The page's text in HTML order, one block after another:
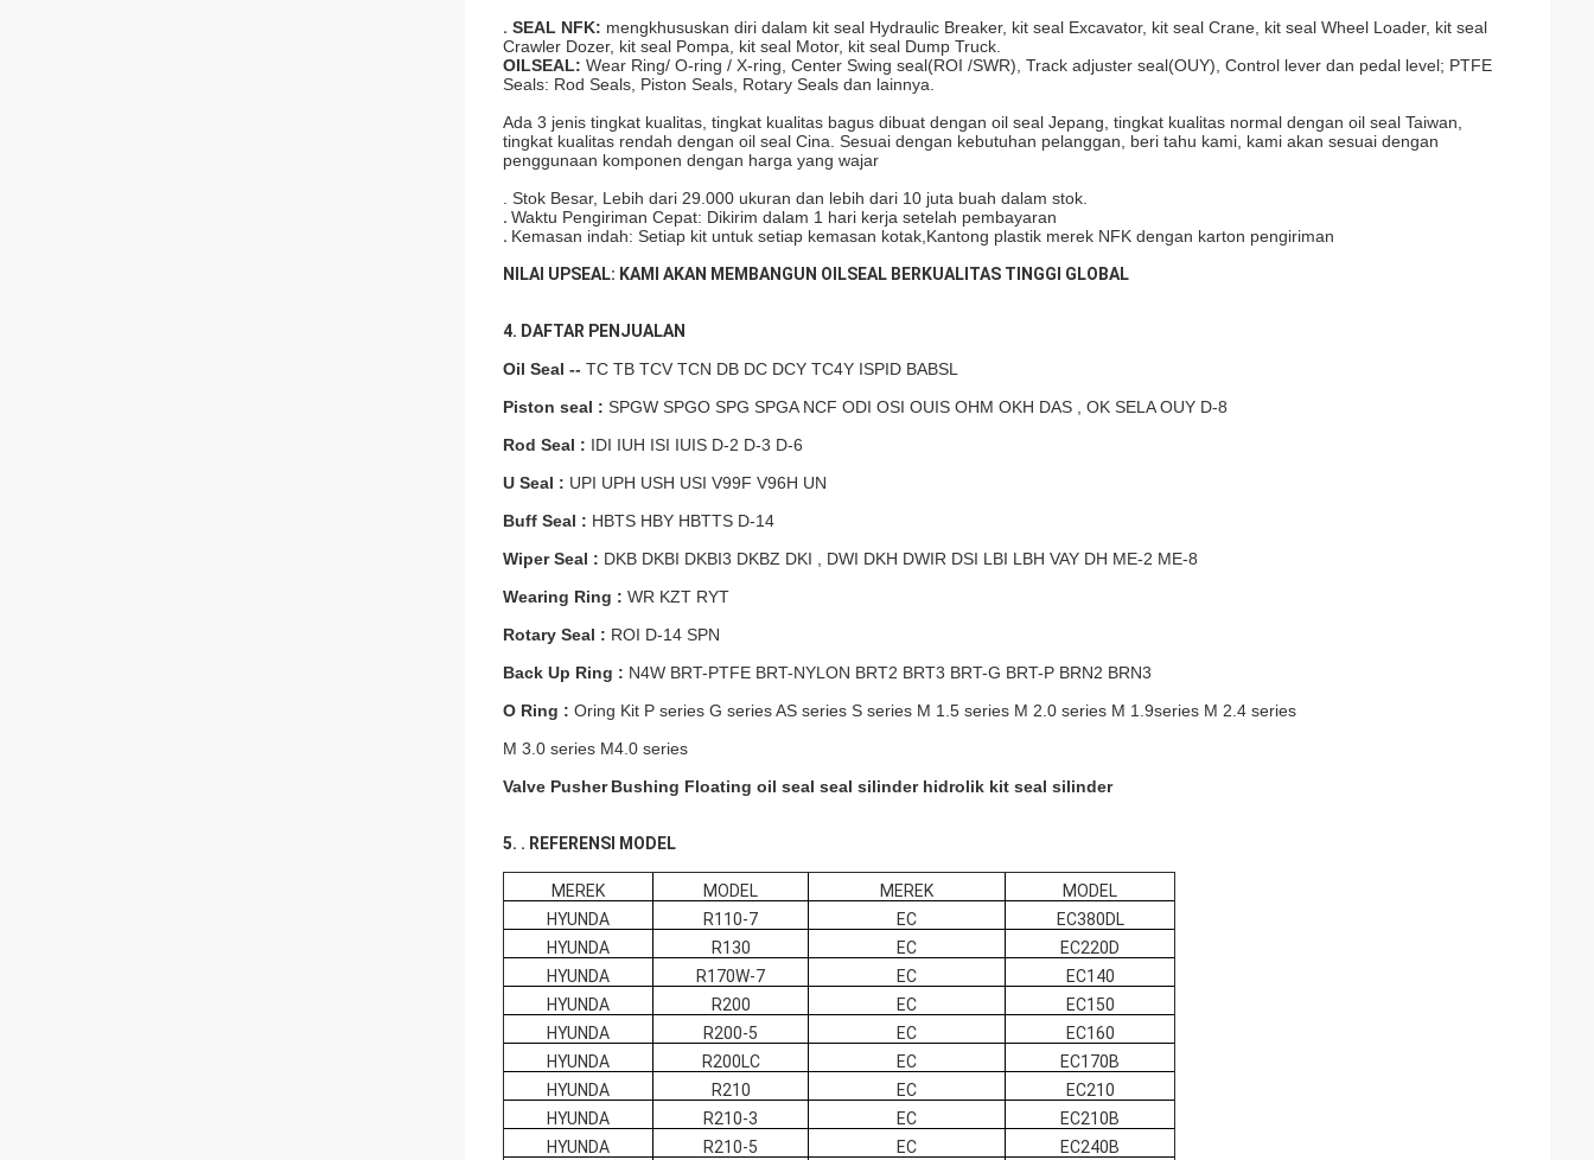
. SEAL NFK: mengkhususkan diri dalam kit seal Hydraulic Breaker, kit seal Excavator, kit seal Crane, kit seal Wheel Loader, kit seal
Crawler Dozer, kit seal Pompa, kit seal Motor, kit seal Dump Truck.
OILSEAL: Wear Ring/ O-ring / X-ring, Center Swing seal(ROI /SWR), Track adjuster seal(OUY), Control lever dan pedal level; PTFE
Seals: Rod Seals, Piston Seals, Rotary Seals dan lainnya.
Ada 3 jenis tingkat kualitas, tingkat kualitas bagus dibuat dengan oil seal Jepang, tingkat kualitas normal dengan oil seal Taiwan,
tingkat kualitas rendah dengan oil seal Cina. Sesuai dengan kebutuhan pelanggan, beri tahu kami, kami akan sesuai dengan
penggunaan komponen dengan harga yang wajar
Stok Besar, Lebih dari 29.000 ukuran dan lebih dari 10 juta buah dalam stok.
. Waktu Pengiriman Cepat: Dikirim dalam 1 hari kerja setelah pembayaran
. Kemasan indah: Setiap kit untuk setiap kemasan kotak, Kantong plastik merek NFK dengan karton pengiriman
NILAI UPSEAL: KAMI AKAN MEMBANGUN OILSEAL BERKUALITAS TINGGI GLOBAL
4. DAFTAR PENJUALAN
Oil Seal -- TC TB TCV TCN DB DC DCY TC4Y ISPID BABSL
Piston seal : SPGW SPGO SPG SPGA NCF ODI OSI OUIS OHM OKH DAS , OK SELA OUY D-8
Rod Seal : IDI IUH ISI IUIS D-2 D-3 D-6
U Seal : UPI UPH USH USI V99F V96H UN
Buff Seal : HBTS HBY HBTTS D-14
Wiper Seal : DKB DKBI DKBI3 DKBZ DKI , DWI DKH DWIR DSI LBI LBH VAY DH ME-2 ME-8
Wearing Ring : WR KZT RYT
Rotary Seal : ROI D-14 SPN
Back Up Ring : N4W BRT-PTFE BRT-NYLON BRT2 BRT3 BRT-G BRT-P BRN2 BRN3
O Ring : Oring Kit P series G series AS series S series M 1.5 series M 2.0 series M 1.9series M 2.4 series
M 3.0 series M4.0 series
Valve Pusher Bushing Floating oil seal seal silinder hidrolik kit seal silinder
5. . REFERENSI MODEL
MEREK MODEL MEREK
MODEL
HYUNDA
R110-7 EC
EC380DL
HYUNDA
R130 EC
EC220D
HYUNDA
R170W-7 EC
EC140
HYUNDA
R200 EC
EC150
HYUNDA
R200-5 EC
EC160
HYUNDA
R200LC EC
EC170B
HYUNDA
R210 EC
EC210
HYUNDA
R210-3 EC
EC210B
HYUNDA
R210-5 EC EC240B